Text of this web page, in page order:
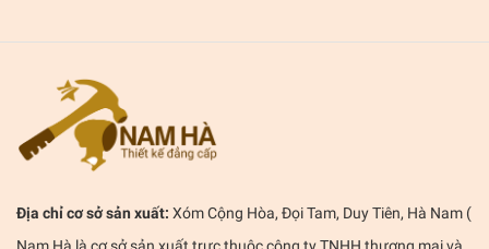
Địa chỉ cơ sở sản xuất: Xóm Cộng Hòa, Đọi Tam, Duy Tiên, Hà Nam (
Nam Hà là cơ sở sản xuất trực thuộc công ty TNHH thương mại và